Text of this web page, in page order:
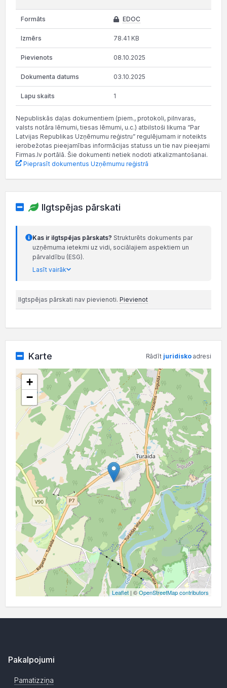
EDOC
78.41 KB
08.10.2025
03.10.2025
1
Nepubliskās daļas dokumentiem (piem., protokoli, pilnvaras,
valsts notāra lēmumi, tiesas lēmumi, u.c.) atbilstoši likuma “Par
Latvijas Republikas Uzņēmumu reģistru” regulējumam ir noteikts
ierobežotas pieejamības informācijas statuss un tie nav pieejami
Firmas.lv portālā. Šie dokumenti netiek nodoti atkalizmantošanai.
Pieprasīt dokumentus Uzņēmumu reģistrā
Ilgtspējas pārskati
Kas ir ilgtspējas pārskats? Strukturēts dokuments par
uzņēmuma ietekmi uz vidi, sociālajiem aspektiem un
pārvaldību (ESG).
Lasīt vairāk
Ilgtspējas pārskati nav pievienoti. Pievienot
Karte Rādīt juridisko adresi
+
−
Leaflet | ©OpenStreetMap contributors
Pakalpojumi
Pamatizziņa